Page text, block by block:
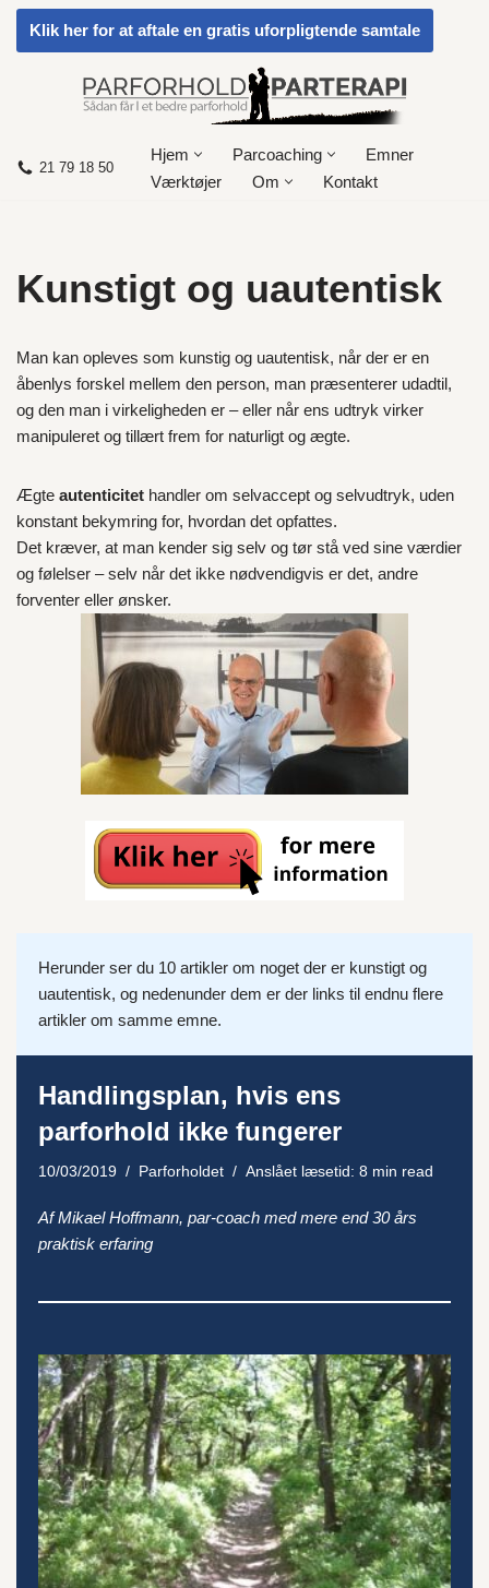
Spring
Klik her for at aftale en gratis uforpligtende samtale
21 79 18 50
Hjem Parcoaching
Emner
Værktøjer
Om Kontakt
Kunstigt og uautentisk
Man kan opleves som kunstig og uautentisk, når der er en
åbenlys forskel mellem den person, man præsenterer udadtil,
og den man i virkeligheden er – eller når ens udtryk virker
manipuleret og tillært frem for naturligt og ægte.
Ægte autenticitet handler om selvaccept og selvudtryk, uden
konstant bekymring for, hvordan det opfattes.
Det kræver, at man kender sig selv og tør stå ved sine værdier
og følelser – selv når det ikke nødvendigvis er det, andre
forventer eller ønsker.
Herunder ser du 10 artikler om noget der er kunstigt og
uautentisk, og nedenunder dem er der links til endnu flere
artikler om samme emne.
Handlingsplan, hvis ens
parforhold ikke fungerer
10/03/2019 Parforholdet Anslået læsetid: 8 min read
Af Mikael Hoffmann, par-coach med mere end 30 års
praktisk erfaring